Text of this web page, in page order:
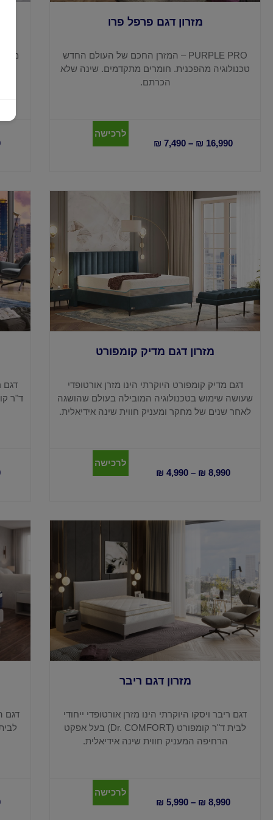
מזרון דגם פרפל פרו
PURPLE PRO – המזרן החכם של העולם החדש
טכנולוגיה מהפכנית. חומרים מתקדמים. שינה שלא
הכרתם.
₪ 7,490 – ₪ 16,990
לרכישה
מזרון דגם מדיק קומפורט
דגם מדיק קומפורט היוקרתי הינו מזרן אורטופדי
שעושה שימוש בטכנולוגיה המובילה בעולם שהושגה
לאחר שנים של מחקר ומעניק חווית שינה אידיאלית.
₪ 4,990 – ₪ 8,990
לרכישה
דגם
מזרון דגם ריבר
דגם ריבר ויסקו היוקרתי הינו מזרן אורטופדי ייחודי
לבית ד"ר קומפורט (Dr. COMFORT) בעל אפקט
הרחיפה המעניק חווית שינה אידיאלית.
₪ 5,990 – ₪ 8,990
לרכישה
דגם